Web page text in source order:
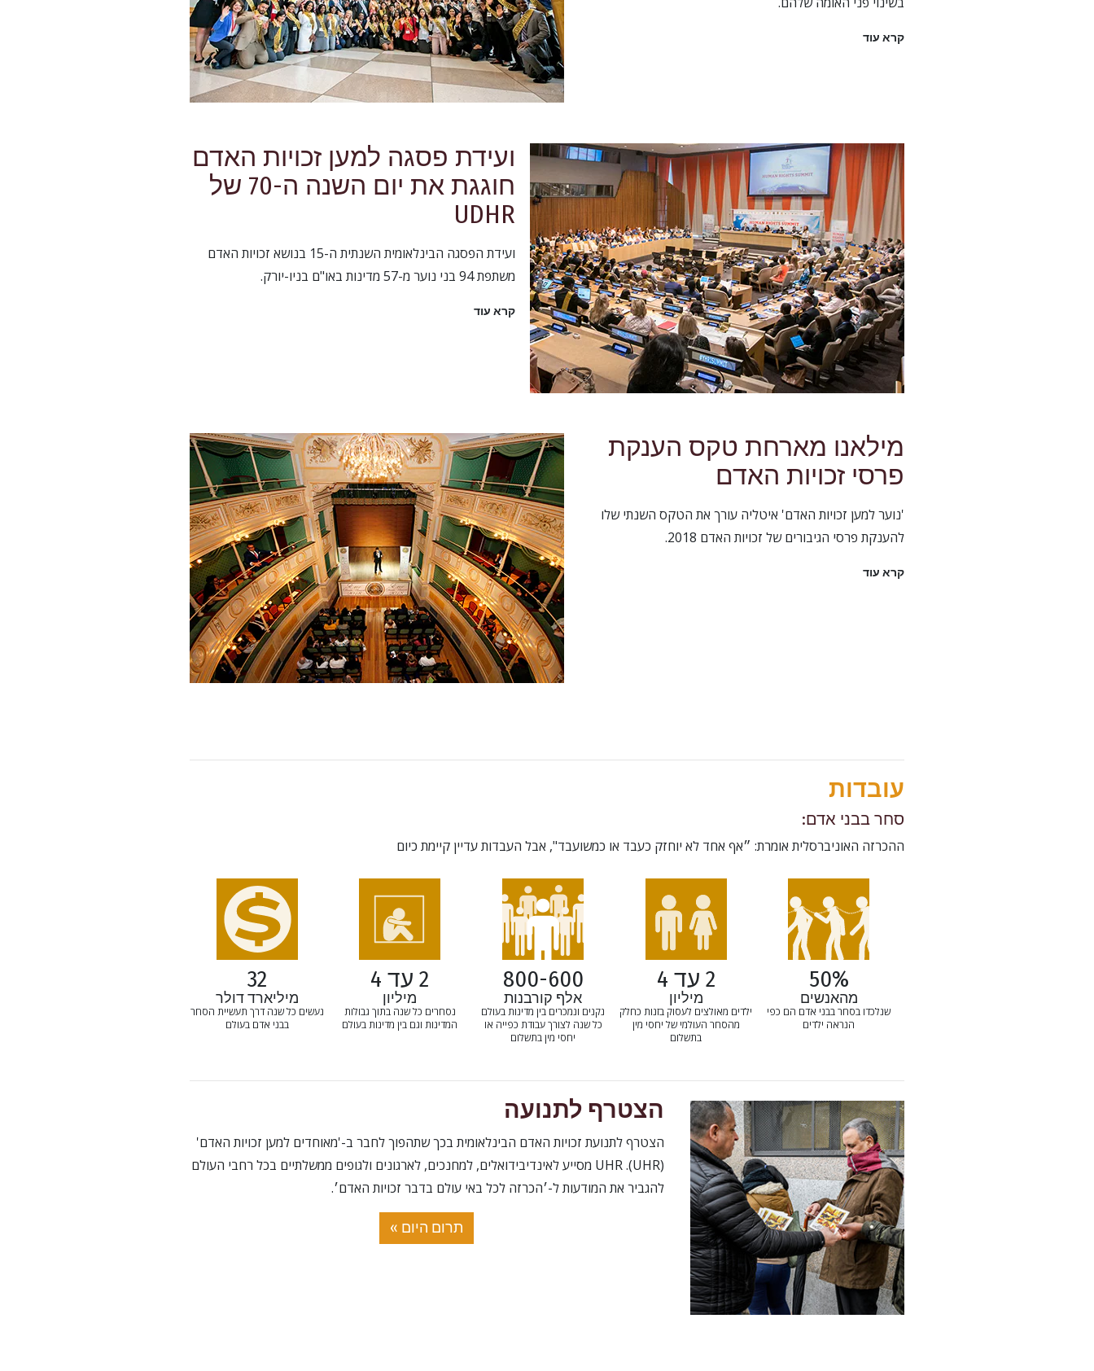
קרא עוד
ועידת פסגה למען זכויות האדם
חוגגת את יום השנה ה-70 של
UDHR
ועידת הפסגה הבינלאומית השנתית ה-15 בנושא זכויות האדם
משתפת 94 בני נוער מ-57 מדינות באו"ם בניו-יורק.
קרא עוד
מילאנו מארחת טקס הענקת
פרסי זכויות האדם
'נוער למען זכויות האדם' איטליה עורך את הטקס השנתי שלו
להענקת פרסי הגיבורים של זכויות האדם 2018.
קרא עוד
עובדות
סחר בבני אדם:
ההכרזה האוניברסלית אומרת: ״אף אחד לא יוחזק כעבד או כמשועבד", אבל העבדות עדיין קיימת כיום
50%
מהאנשים
שנלכדו בסחר בבני אדם הם כפי
הנראה ילדים
2 עד 4
מיליון
ילדים מאולצים לעסוק בזנות כחלק
מהסחר העולמי של יחסי מין
בתשלום
800-600
אלף קורבנות
נקנים ונמכרים בין מדינות בעולם
כל שנה לצורך עבודת כפייה או
יחסי מין בתשלום
2 עד 4
מיליון
נסחרים כל שנה בתוך גבולות
המדינות וגם בין מדינות בעולם
32
מיליארד דולר
נעשים כל שנה דרך תעשיית הסחר
בבני אדם בעולם
הצטרף לתנועה
הצטרף לתנועת זכויות האדם הבינלאומית בכך שתהפוך לחבר ב-'מאוחדים למען זכויות האדם'
(UHR).‏ UHR מסייע לאינדיבידואלים, למחנכים, לארגונים ולגופים ממשלתיים בכל רחבי העולם
להגביר את המודעות ל-׳הכרזה לכל באי עולם בדבר זכויות האדם׳.
תרום היום »